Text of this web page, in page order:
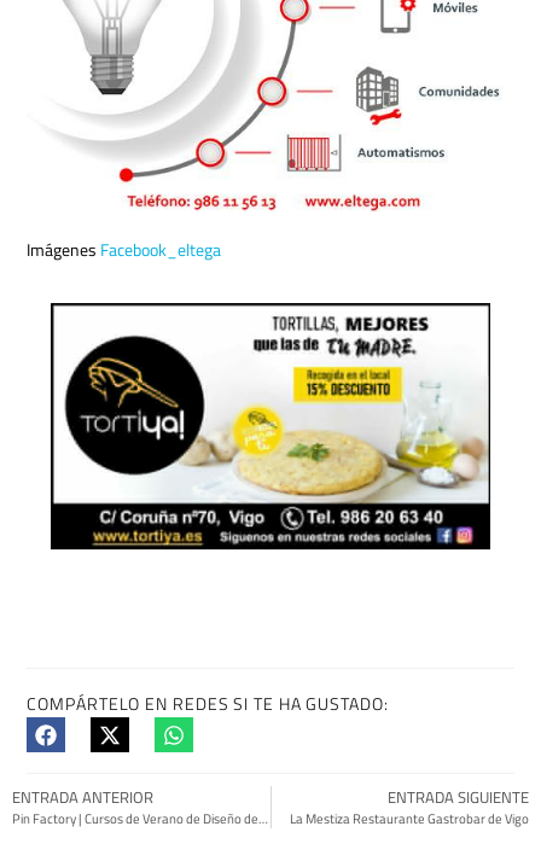
Imágenes Facebook_eltega
COMPÁRTELO EN REDES SI TE HA GUSTADO:
ENTRADA ANTERIOR
Pin Factory | Cursos de Verano de Diseño de Moda
ENTRADA SIGUIENTE
La Mestiza Restaurante Gastrobar de Vigo